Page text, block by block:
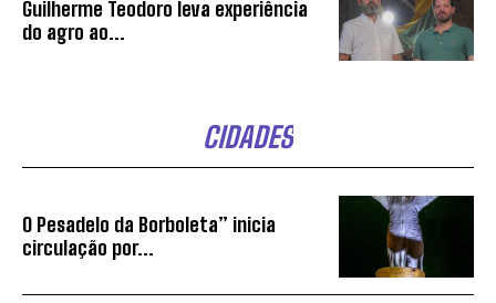
Guilherme Teodoro leva experiência
do agro ao...
CIDADES
O Pesadelo da Borboleta” inicia
circulação por...